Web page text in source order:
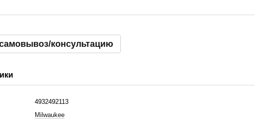
консультацию
4932492113
Milwaukee